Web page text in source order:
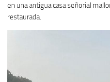
en una antigua casa señorial
restaurada.